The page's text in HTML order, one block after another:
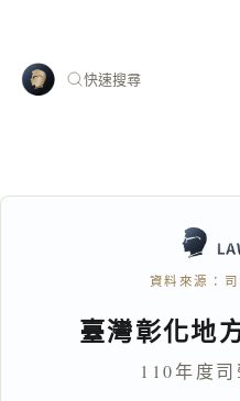
快速搜尋
資料來源：
臺灣彰化地
110年度